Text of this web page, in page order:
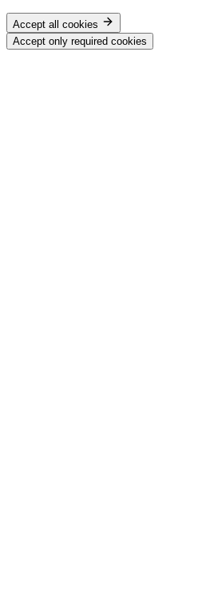
Accept all cookies
Accept only required cookies